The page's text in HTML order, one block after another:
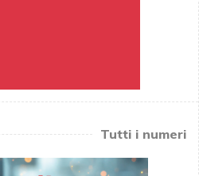
Tutti i numeri